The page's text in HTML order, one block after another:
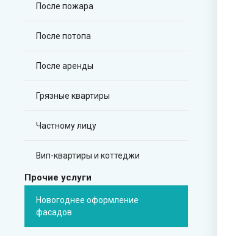
После пожара
После потопа
После аренды
Грязные квартиры
Частному лицу
Вип-квартиры и коттеджи
Прочие услуги
Новогоднее оформление
фасадов